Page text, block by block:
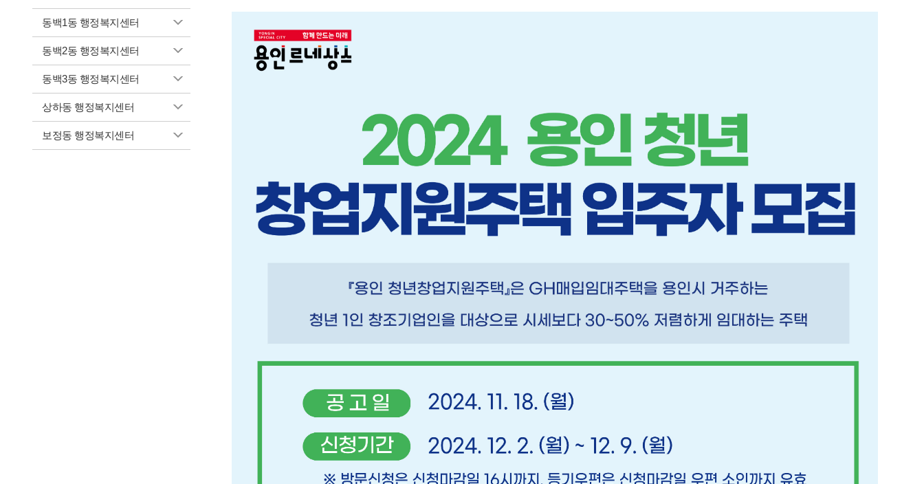
동백1동 행정복지센터
동백2동 행정복지센터
동백3동 행정복지센터
상하동 행정복지센터
보정동 행정복지센터